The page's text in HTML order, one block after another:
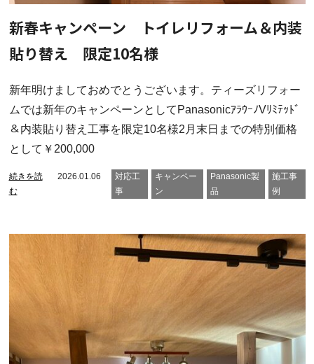
新春キャンペーン トイレリフォーム＆内装
貼り替え 限定10名様
新年明けましておめでとうございます。ティーズリフォー
ムでは新年のキャンペーンとしてPanasonicｱﾗｳｰﾉVﾘﾐﾃｯﾄﾞ
＆内装貼り替え工事を限定10名様2月末日までの特別価格
として￥200,000
続きを読
む
2026.01.06
対応工
事
キャンペー
ン
Panasonic製
品
施工事
例